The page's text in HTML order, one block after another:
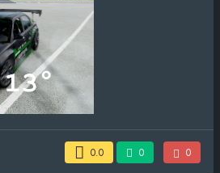
0.0 0 0